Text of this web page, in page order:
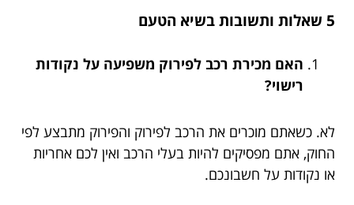
5 שאלות ותשובות בשיא הטעם
האם מכירת רכב לפירוק משפיעה על נקודות
רישוי?
לא. כשאתם מוכרים את הרכב לפירוק והפירוק מתבצע לפי
החוק, אתם מפסיקים להיות בעלי הרכב ואין לכם אחריות
או נקודות על חשבונכם.